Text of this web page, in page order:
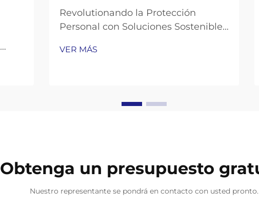
Revolutionando la Protección
Personal con Soluciones Sostenibles
desechables ha aumentado
discusiones industriales. A medida
VER MÁS
Obtenga un presupuesto
Nuestro representante se pondrá en contacto con usted pronto.